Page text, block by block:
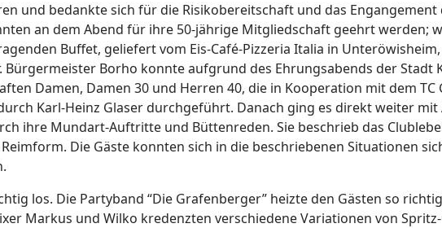
und bedankte sich für die Risikobereitschaft und das Engangement
an dem Abend für ihre 50-jährige Mitgliedschaft geehrt werden;
Buffet, geliefert vom Eis-Café-Pizzeria Italia in
Borho konnte aufgrund des Ehrungsabends der Stadt
Damen, Damen 30 und Herren 40, die in Kooperation mit dem TC
Karl-Heinz Glaser durchgeführt. Danach ging es direkt weiter mit
ihre Mundart-Auftritte und Büttenreden. Sie beschrieb das
Die Gäste konnten sich in die beschriebenen Situationen
los. Die Partyband “Die Grafenberger” heizte den Gästen so
Markus und Wilko kredenzten verschiedene Variationen von